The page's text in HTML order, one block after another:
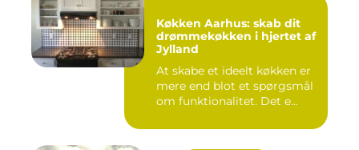
Køkken Aarhus: skab dit
drømmekøkken i hjertet af
Jylland
At skabe et ideelt køkken er
mere end blot et spørgsmål
om funktionalitet. Det e...